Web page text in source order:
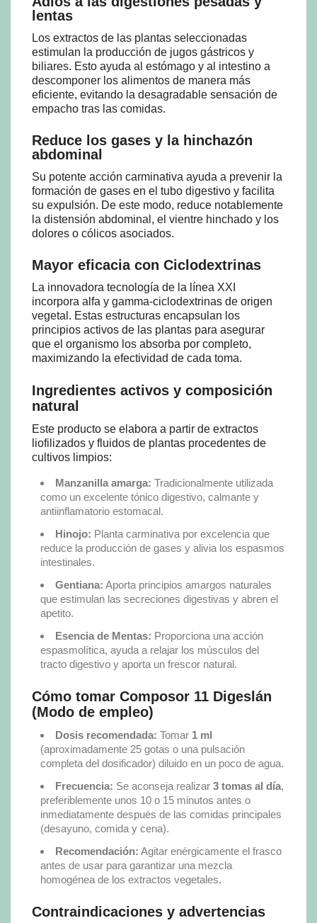
lentas
Los extractos de las plantas seleccionadas
estimulan la producción de jugos gástricos y
biliares. Esto ayuda al estómago y al intestino a
descomponer los alimentos de manera más
eficiente, evitando la desagradable sensación de
empacho tras las comidas.
Reduce los gases y la hinchazón
abdominal
Su potente acción carminativa ayuda a prevenir la
formación de gases en el tubo digestivo y facilita
su expulsión. De este modo, reduce notablemente
la distensión abdominal, el vientre hinchado y los
dolores o cólicos asociados.
Mayor eficacia con Ciclodextrinas
La innovadora tecnología de la línea XXI
incorpora alfa y gamma-ciclodextrinas de origen
vegetal. Estas estructuras encapsulan los
principios activos de las plantas para asegurar
que el organismo los absorba por completo,
maximizando la efectividad de cada toma.
Ingredientes activos y composición
natural
Este producto se elabora a partir de extractos
liofilizados y fluidos de plantas procedentes de
cultivos limpios:
Manzanilla amarga: Tradicionalmente utilizada
como un excelente tónico digestivo, calmante y
antiinflamatorio estomacal.
Hinojo: Planta carminativa por excelencia que
reduce la producción de gases y alivia los espasmos
intestinales.
Gentiana: Aporta principios amargos naturales
que estimulan las secreciones digestivas y abren el
apetito.
Esencia de Mentas: Proporciona una acción
espasmolítica, ayuda a relajar los músculos del
tracto digestivo y aporta un frescor natural.
Cómo tomar Composor 11 Digeslán
(Modo de empleo)
Dosis recomendada: Tomar 1 ml
(aproximadamente 25 gotas o una pulsación
completa del dosificador) diluido en un poco de agua.
Frecuencia: Se aconseja realizar 3 tomas al día,
preferiblemente unos 10 o 15 minutos antes o
inmediatamente después de las comidas principales
(desayuno, comida y cena).
Recomendación: Agitar enérgicamente el frasco
antes de usar para garantizar una mezcla
homogénea de los extractos vegetales.
Contraindicaciones y advertencias